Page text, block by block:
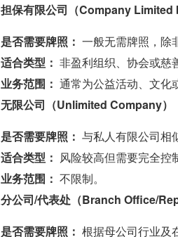
担保有限公司（Company Limited
是否需要牌照： 一般无需牌照，除
适合类型： 非盈利组织、协会或慈
业务范围： 通常为公益活动、文化
无限公司（Unlimited Company）
是否需要牌照： 与私人有限公司相
适合类型： 风险较高但需要完全控
业务范围： 不限制。
分公司/代表处（Branch Office/
是否需要牌照： 根据母公司行业及